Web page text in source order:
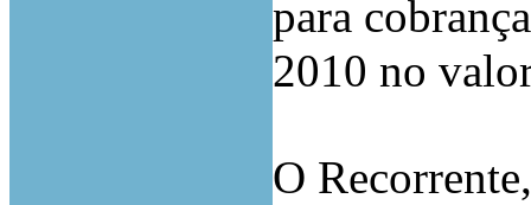
para
2010 no
O